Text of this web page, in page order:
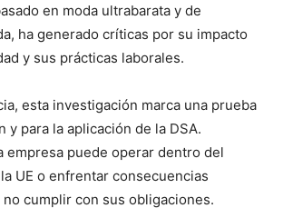
en moda ultrabarata y de
ha generado críticas por su impacto
y sus prácticas laborales.
esta investigación marca una prueba
y para la aplicación de la DSA.
empresa puede operar dentro del
UE o enfrentar consecuencias
cumplir con sus obligaciones.